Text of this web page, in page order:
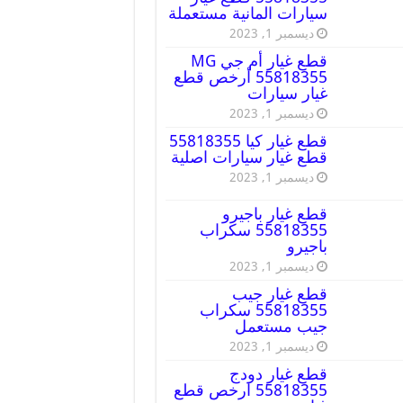
سيارات المانية مستعملة
ديسمبر 1, 2023
قطع غيار أم جي MG
55818355 أرخص قطع
غيار سيارات
ديسمبر 1, 2023
قطع غيار كيا 55818355
قطع غيار سيارات اصلية
ديسمبر 1, 2023
قطع غيار باجيرو
55818355 سكراب
باجيرو
ديسمبر 1, 2023
قطع غيار جيب
55818355 سكراب
جيب مستعمل
ديسمبر 1, 2023
قطع غيار دودج
55818355 ارخص قطع